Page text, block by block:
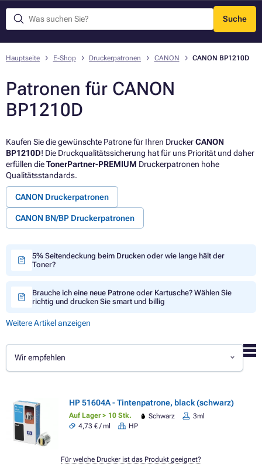
Suche
Menü
Hauptseite E-Shop Druckerpatronen CANON CANON BP1210D
Patronen für CANON
BP1210D
Kaufen Sie die gewünschte Patrone für Ihren DruckerCANON
BP1210D! Die Druckqualitätssicherung hat für uns Priorität und daher
erfüllen dieTonerPartner-PREMIUM Druckerpatronen hohe
Qualitätsstandards.
CANON Druckerpatronen
CANON BN/BP Druckerpatronen
5% Seitendeckung beim Drucken oder wie lange hält der
Toner?
Brauche ich eine neue Patrone oder Kartusche? Wählen Sie
richtig und drucken Sie smart und billig
Weitere Artikel anzeigen
Wir empfehlen
HP 51604A - Tintenpatrone, black (schwarz)
Auf Lager > 10 Stk. Schwarz
3ml
4,73 € / ml
HP
Für welche Drucker ist das Produkt geeignet?